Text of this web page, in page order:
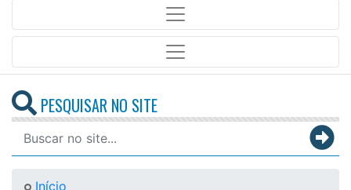
PESQUISAR NO SITE
Início